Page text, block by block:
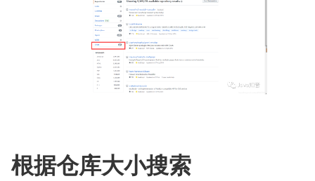
根据仓库大小搜索